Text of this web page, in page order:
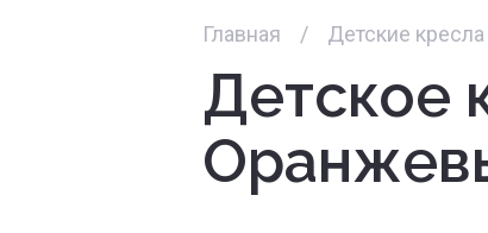
Главная / Детские кресла
Детское